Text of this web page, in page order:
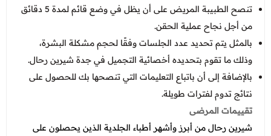
تنصح الطبيبة المريض على أن يظل في وضع قائم لمدة 5 دقائق
من أجل نجاح عملية الحقن.
بالمثل يتم تحديد عدد الجلسات وفقًا لحجم مشكلة البشرة،
وذلك ما تقوم بتحديده أخصائية التجميل في جدة شيرين رحال.
بالإضافة إلى أن باتباع التعليمات التي تنصحها بك للحصول على
نتائج تدوم لفترات طويلة.
تقييمات المرضى
شيرين رحال من أبرز وأشهر أطباء الجلدية الذين يحصلون على